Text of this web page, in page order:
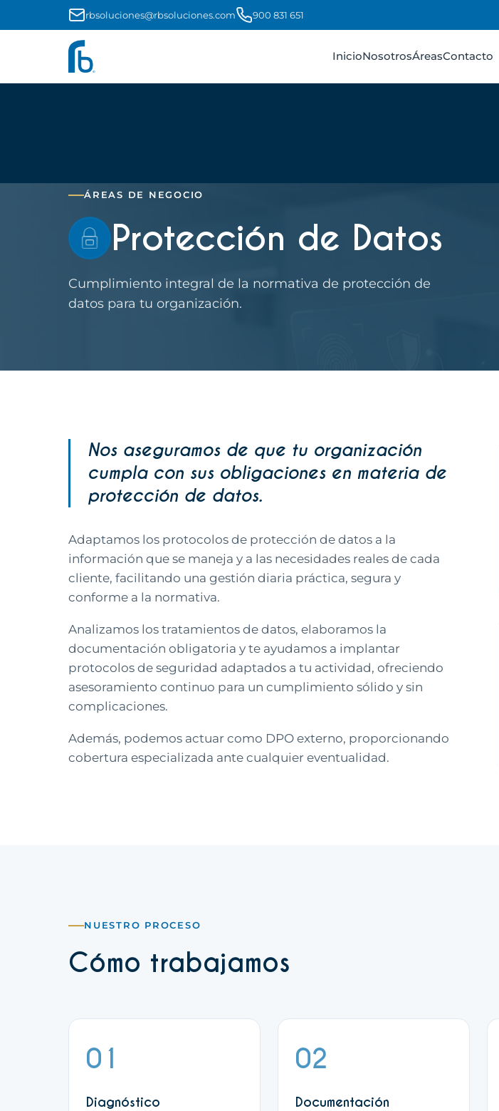
rbsoluciones@rbsoluciones.com 900 831 651
InicioNosotrosÁreasContacto
ÁREAS DE NEGOCIO
Protección de Datos
Cumplimiento integral de la normativa de protección de
datos para tu organización.
Nos aseguramos de que tu organización
cumpla con sus obligaciones en materia de
protección de datos.
Adaptamos los protocolos de protección de datos a la
información que se maneja y a las necesidades reales de cada
cliente, facilitando una gestión diaria práctica, segura y
conforme a la normativa.
Analizamos los tratamientos de datos, elaboramos la
documentación obligatoria y te ayudamos a implantar
protocolos de seguridad adaptados a tu actividad, ofreciendo
asesoramiento continuo para un cumplimiento sólido y sin
complicaciones.
Además, podemos actuar como DPO externo, proporcionando
cobertura especializada ante cualquier eventualidad.
NUESTRO PROCESO
Cómo trabajamos
01
Diagnóstico
02
Documentación